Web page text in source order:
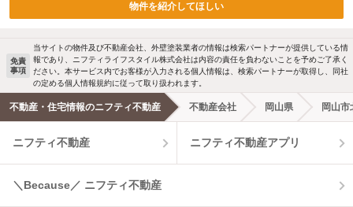
物件を紹介してほしい
免責
事項
当サイトの物件及び不動産会社、外壁塗装業者の情報は検索パートナーが提供している情
報であり、ニフティライフスタイル株式会社は内容の責任を負わないことを予めご了承く
ださい。本サービス内でお客様が入力される個人情報は、検索パートナーが取得し、同社
の定める個人情報規約に従って取り扱われます。
不動産・住宅情報のニフティ不動産 不動産会社 岡山県 岡山市
ニフティ不動産 ニフティ不動産アプリ
＼Because／ ニフティ不動産